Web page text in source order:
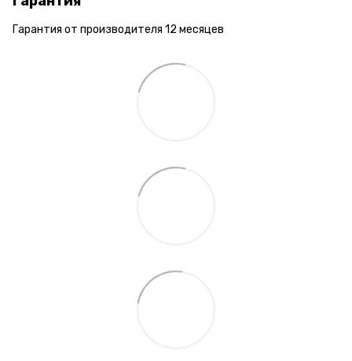
Гарантия от производителя 12 месяцев